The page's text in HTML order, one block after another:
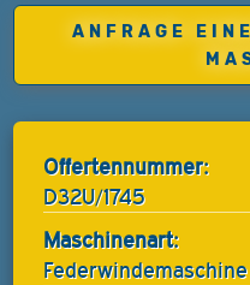
ANFRAGE
Offertennummer:
D32U/1745
Maschinenart:
Federwindemaschine